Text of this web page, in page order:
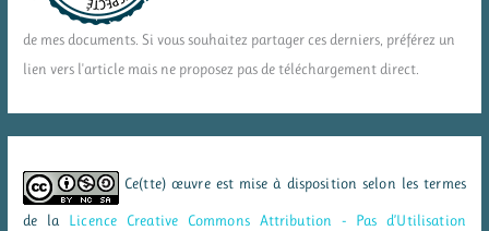
de mes documents. Si vous souhaitez partager ces derniers, préférez un
lien vers l'article mais ne proposez pas de téléchargement direct.
Ce(tte) œuvre est mise à disposition selon les termes
de la Licence Creative Commons Attribution - Pas d’Utilisation